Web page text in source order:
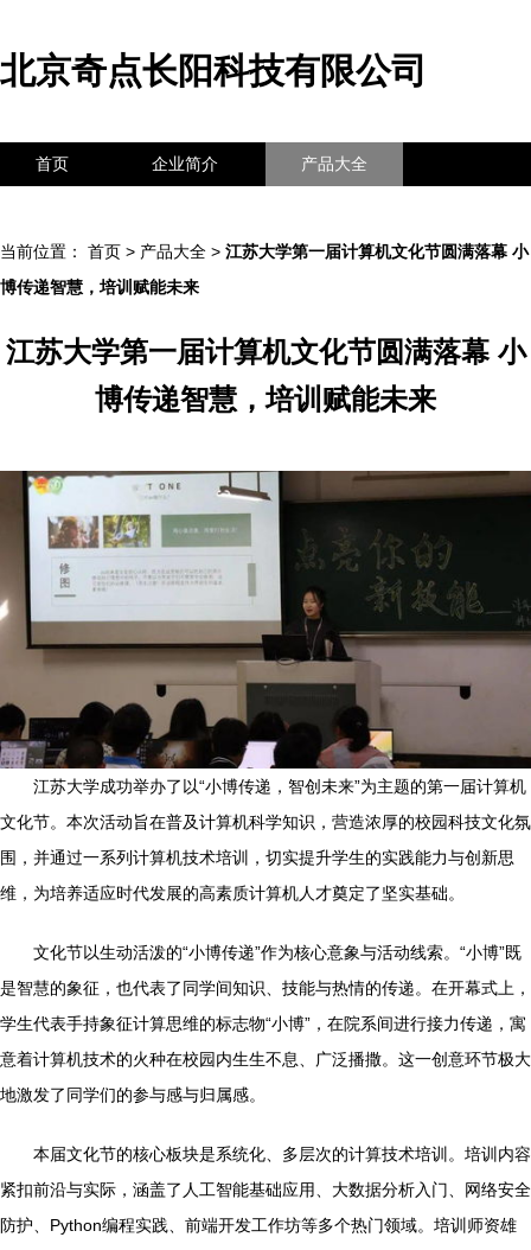
北京奇点长阳科技有限公司
首页 企业简介 产品大全
当前位置： 首页 > 产品大全 > 江苏大学第一届计算机文化节圆满落幕 小
博传递智慧，培训赋能未来
江苏大学第一届计算机文化节圆满落幕 小
博传递智慧，培训赋能未来
江苏大学成功举办了以“小博传递，智创未来”为主题的第一届计算机
文化节。本次活动旨在普及计算机科学知识，营造浓厚的校园科技文化氛
围，并通过一系列计算机技术培训，切实提升学生的实践能力与创新思
维，为培养适应时代发展的高素质计算机人才奠定了坚实基础。
文化节以生动活泼的“小博传递”作为核心意象与活动线索。“小博”既
是智慧的象征，也代表了同学间知识、技能与热情的传递。在开幕式上，
学生代表手持象征计算思维的标志物“小博”，在院系间进行接力传递，寓
意着计算机技术的火种在校园内生生不息、广泛播撒。这一创意环节极大
地激发了同学们的参与感与归属感。
本届文化节的核心板块是系统化、多层次的计算技术培训。培训内容
紧扣前沿与实际，涵盖了人工智能基础应用、大数据分析入门、网络安全
防护、Python编程实践、前端开发工作坊等多个热门领域。培训师资雄